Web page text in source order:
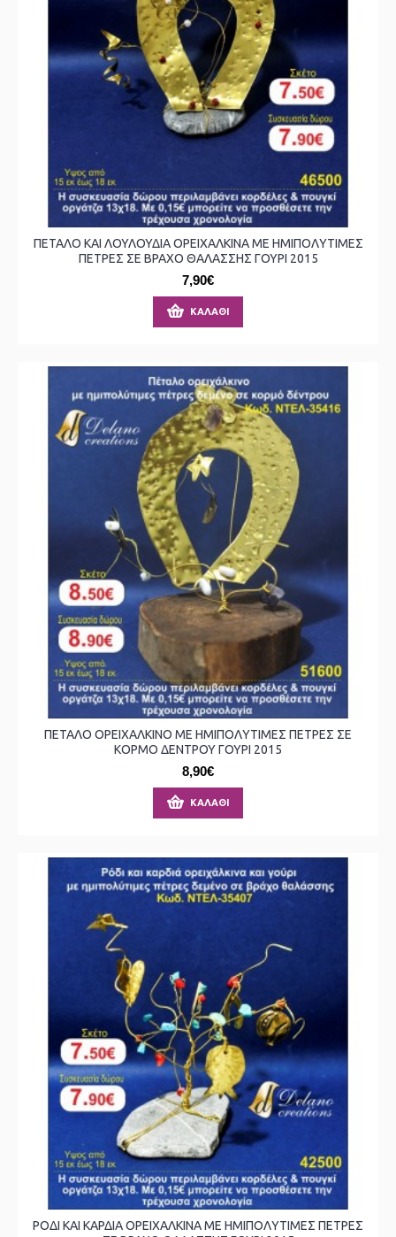
ΠΕΤΑΛΟ ΚΑΙ ΛΟΥΛΟΥΔΙΑ ΟΡΕΙΧΑΛΚΙΝΑ ΜΕ ΗΜΙΠΟΛΥΤΙΜΕΣ
ΠΕΤΡΕΣ ΣΕ ΒΡΑΧΟ ΘΑΛΑΣΣΗΣ ΓΟΥΡΙ 2015
7,90€
ΚΑΛΆΘΙ
ΠΕΤΑΛΟ ΟΡΕΙΧΑΛΚΙΝΟ ΜΕ ΗΜΙΠΟΛΥΤΙΜΕΣ ΠΕΤΡΕΣ ΣΕ
ΚΟΡΜΟ ΔΕΝΤΡΟΥ ΓΟΥΡΙ 2015
8,90€
ΚΑΛΆΘΙ
ΡΟΔΙ ΚΑΙ ΚΑΡΔΙΑ ΟΡΕΙΧΑΛΚΙΝΑ ΜΕ ΗΜΙΠΟΛΥΤΙΜΕΣ ΠΕΤΡΕΣ